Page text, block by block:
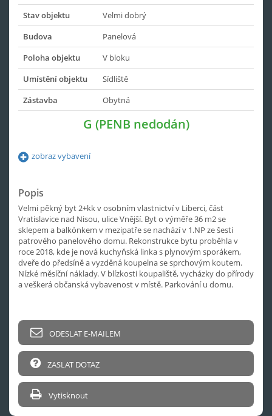
Stav objektu
Velmi dobrý
Budova
Panelová
Poloha objektu
V bloku
Umístění objektu
Sídliště
Zástavba
Obytná
G (PENB nedodán)
zobraz vybavení
Popis
Velmi pěkný byt 2+kk v osobním vlastnictví v Liberci, část
Vratislavice nad Nisou, ulice Vnější. Byt o výměře 36 m2 se
sklepem a balkónkem v mezipatře se nachází v 1.NP ze šesti
patrového panelového domu. Rekonstrukce bytu proběhla v
roce 2018, kde je nová kuchyňská linka s plynovým sporákem,
dveře do předsíně a vyzděná koupelna se sprchovým koutem.
Nízké měsíční náklady. V blízkosti koupaliště, vycházky do přírody
a veškerá občanská vybavenost v místě. Parkování u domu.
ODESLAT E-MAILEM
ZASLAT DOTAZ
Vytisknout